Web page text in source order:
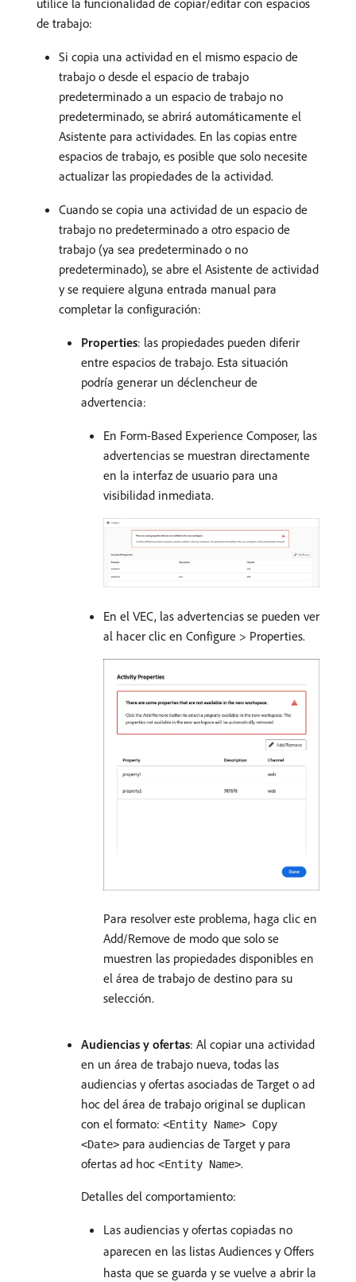
utilice la funcionalidad de copiar/editar con espacios
de trabajo:
Si copia una actividad en el mismo espacio de
trabajo o desde el espacio de trabajo
predeterminado a un espacio de trabajo no
predeterminado, se abrirá automáticamente el
Asistente para actividades. En las copias entre
espacios de trabajo, es posible que solo necesite
actualizar las propiedades de la actividad.
Cuando se copia una actividad de un espacio de
trabajo no predeterminado a otro espacio de
trabajo (ya sea predeterminado o no
predeterminado), se abre el Asistente de actividad
y se requiere alguna entrada manual para
completar la configuración:
Properties: las propiedades pueden diferir
entre espacios de trabajo. Esta situación
podría generar un déclencheur de
advertencia:
En Form-Based Experience Composer, las
advertencias se muestran directamente
en la interfaz de usuario para una
visibilidad inmediata.
En el VEC, las advertencias se pueden ver
al hacer clic en Configure > Properties.
Para resolver este problema, haga clic en
Add/Remove de modo que solo se
muestren las propiedades disponibles en
el área de trabajo de destino para su
selección.
Audiencias y ofertas: Al copiar una actividad
en un área de trabajo nueva, todas las
audiencias y ofertas asociadas de Target o ad
hoc del área de trabajo original se duplican
con el formato: <Entity Name> Copy
<Date> para audiencias de Target y para
ofertas ad hoc <Entity Name>.
Detalles del comportamiento:
Las audiencias y ofertas copiadas no
aparecen en las listas Audiences y Offers
hasta que se guarda y se vuelve a abrir la